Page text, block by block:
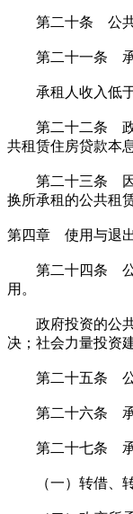
第二十条 公共租
第二十一条 承租
承租人收入低于
第二十二条 政府
共租赁住房贷款本
第二十三条 因就
换所承租的公共租
第四章 使用与退
第二十四条 公共
用。
政府投资的公共
决；社会力量投资
第二十五条 公共
第二十六条 承租
第二十七条 承租
（一）转借、转